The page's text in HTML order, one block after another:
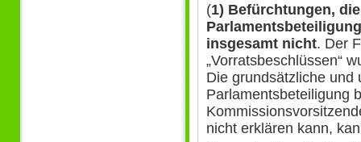
(1) Befürchtungen,
insgesamt nicht. Der
„Vorratsbeschlüssen“
Die grundsätzliche und
Parlamentsbeteiligung
nicht erklären kann,